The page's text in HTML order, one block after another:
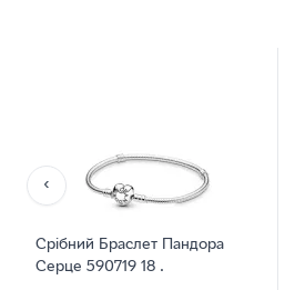
‹
Срібний Браслет Пандора
Серце 590719 18 .